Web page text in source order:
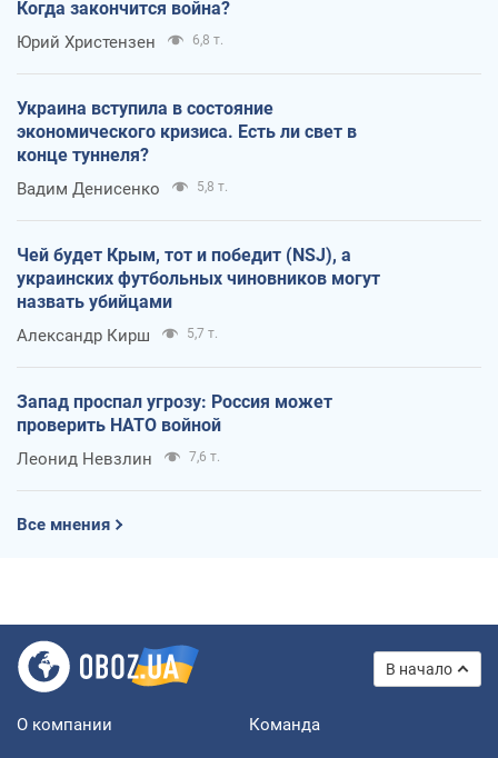
Когда закончится война?
Юрий Христензен 6,8 т.
Украина вступила в состояние
экономического кризиса. Есть ли свет в
конце туннеля?
Вадим Денисенко 5,8 т.
Чей будет Крым, тот и победит (NSJ), а
украинских футбольных чиновников могут
назвать убийцами
Александр Кирш 5,7 т.
Запад проспал угрозу: Россия может
проверить НАТО войной
Леонид Невзлин 7,6 т.
Все мнения
В начало
О компании Команда